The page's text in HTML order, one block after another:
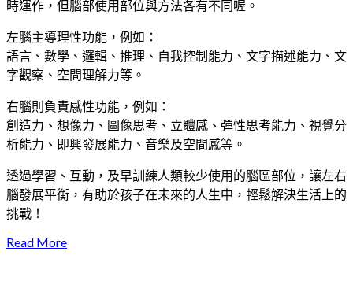
時運作，但腦部使用部位與方法各有不同喔。
左腦主導理性功能，例如：
語言、數學、邏輯、推理、自我控制能力、文字描述能力、文
字觀察、空間理解力等。
右腦則負責感性功能，例如：
創造力、想像力、圖像思考、立體感、彈性思考能力、視覺分
析能力、即興發展能力、音樂及空間感等。
透過學習、互動，及早訓練人類較少使用的腦區部位，讓左右
腦發展平衡，有助於孩子在未來的人生中，輕鬆解決生活上的
挑戰！
Read More